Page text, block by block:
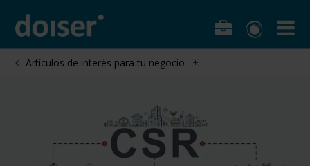
Artículos de interés para tu negocio